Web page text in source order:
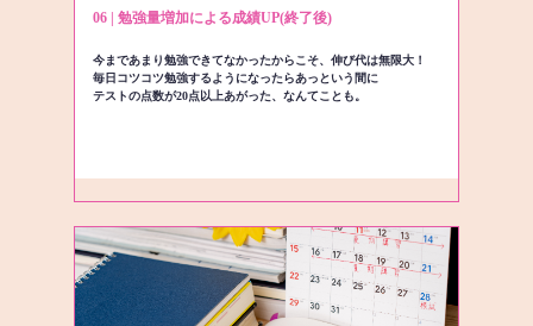
06 | 勉強量増加による成績UP(終了後)
今まであまり勉強できてなかったからこそ、伸び代は無限大！
毎日コツコツ勉強するようになったらあっという間に
テストの点数が20点以上あがった、なんてことも。